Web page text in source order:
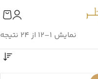
نمایش 1–12 از 24 نتیجه